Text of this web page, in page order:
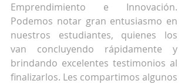
Emprendimiento e Innovación.
Podemos notar gran entusiasmo en
nuestros estudiantes, quienes los
van concluyendo rápidamente y
brindando excelentes testimonios al
finalizarlos. Les compartimos algunos